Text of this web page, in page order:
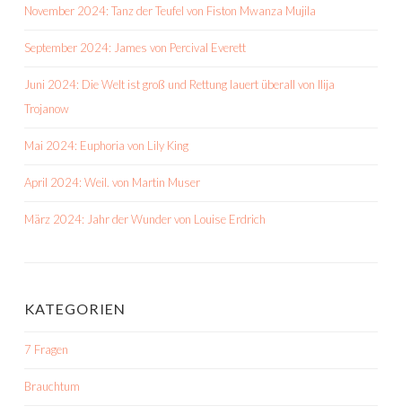
November 2024: Tanz der Teufel von Fiston Mwanza Mujila
September 2024: James von Percival Everett
Juni 2024: Die Welt ist groß und Rettung lauert überall von Ilija
Trojanow
Mai 2024: Euphoria von Lily King
April 2024: Weil. von Martin Muser
März 2024: Jahr der Wunder von Louise Erdrich
KATEGORIEN
7 Fragen
Brauchtum